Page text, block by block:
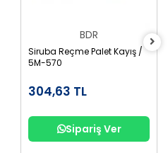
BDR
Siruba Reçme Palet Kayış /
5M-570
304,63 TL
Sipariş Ver